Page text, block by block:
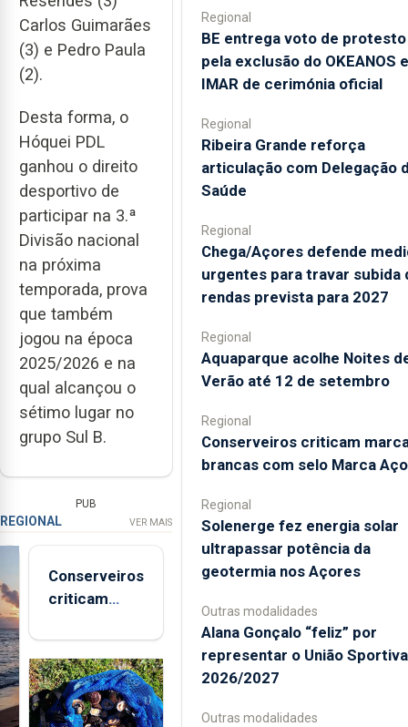
Carlos Guimarães
(3) e Pedro Paula
(2).
Desta forma, o
Hóquei PDL
ganhou o direito
desportivo de
participar na 3.ª
Divisão nacional
na próxima
temporada, prova
que também
jogou na época
2025/2026 e na
qual alcançou o
sétimo lugar no
grupo Sul B.
PUB
REGIONAL VER MAIS
Conserveiros
criticam
brancas com
selo Marca
Açores
Regional
BE entrega voto de protesto
pela exclusão do OKEANOS e
IMAR de cerimónia oficial
Regional
Ribeira Grande reforça
articulação com Delegação
Saúde
Regional
Chega/Açores defende
urgentes para travar subida
rendas prevista para 2027
Regional
Aquaparque acolhe Noites
Verão até 12 de setembro
Regional
Conserveiros criticam
brancas com selo Marca
Regional
Solenerge fez energia solar
ultrapassar potência da
geotermia nos Açores
Outras modalidades
Alana Gonçalo “feliz” por
representar o União
2026/2027
Outras modalidades